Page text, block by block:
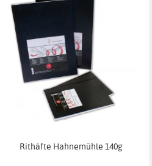
Rithäfte Hahnemühle 140g